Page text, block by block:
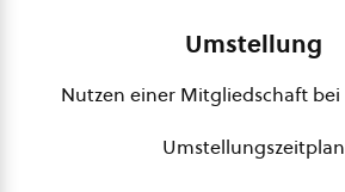
Umstellung
Nutzen einer Mitgliedschaft bei
Umstellungszeitplan